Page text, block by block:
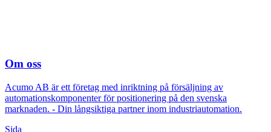
Om oss
Acumo AB är ett företag med inriktning på försäljning av
automationskomponenter för positionering på den svenska
marknaden. - Din långsiktiga partner inom industriautomation.
Sida